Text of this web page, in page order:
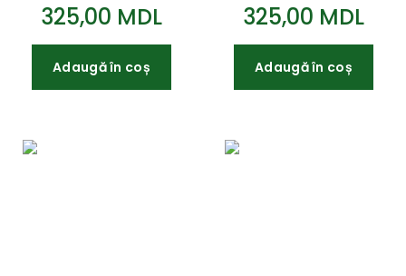
325,00 MDL
Adaugă în coș
325,00 MDL
Adaugă în coș